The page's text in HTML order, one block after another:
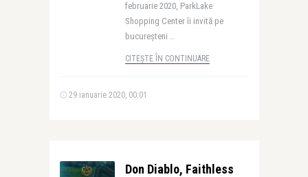
februarie 2020, ParkLake
Shopping Center îi invită pe
bucureșteni ..
CITEȘTE ÎN CONTINUARE
29 ianuarie 2020, 00:01
Don Diablo, Faithless